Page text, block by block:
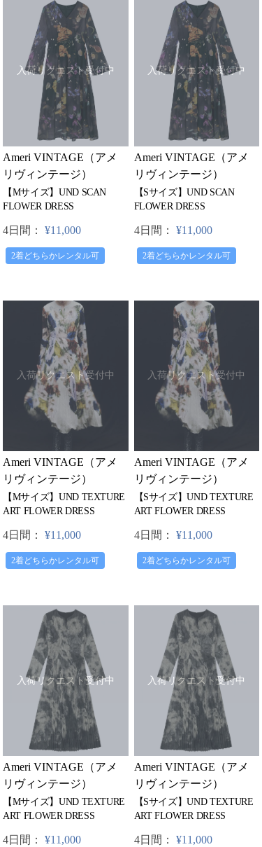
入荷リクエスト受付中
Ameri VINTAGE（アメ
リヴィンテージ）
【Mサイズ】UND SCAN
FLOWER DRESS
4日間： ¥11,000
2着どちらかレンタル可
入荷リクエスト受付中
Ameri VINTAGE（アメ
リヴィンテージ）
【Sサイズ】UND SCAN
FLOWER DRESS
4日間： ¥11,000
2着どちらかレンタル可
入荷リクエスト受付中
Ameri VINTAGE（アメ
リヴィンテージ）
【Mサイズ】UND TEXTURE
ART FLOWER DRESS
4日間： ¥11,000
2着どちらかレンタル可
入荷リクエスト受付中
Ameri VINTAGE（アメ
リヴィンテージ）
【Sサイズ】UND TEXTURE
ART FLOWER DRESS
4日間： ¥11,000
2着どちらかレンタル可
入荷リクエスト受付中
Ameri VINTAGE（アメ
リヴィンテージ）
【Mサイズ】UND TEXTURE
ART FLOWER DRESS
4日間： ¥11,000
入荷リクエスト受付中
Ameri VINTAGE（アメ
リヴィンテージ）
【Sサイズ】UND TEXTURE
ART FLOWER DRESS
4日間： ¥11,000